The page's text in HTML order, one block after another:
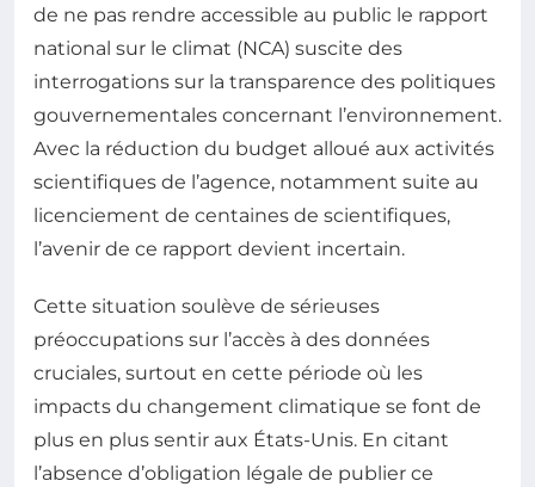
de ne pas rendre accessible au public le rapport
national sur le climat (NCA) suscite des
interrogations sur la transparence des politiques
gouvernementales concernant l’environnement.
Avec la réduction du budget alloué aux activités
scientifiques de l’agence, notamment suite au
licenciement de centaines de scientifiques,
l’avenir de ce rapport devient incertain.
Cette situation soulève de sérieuses
préoccupations sur l’accès à des données
cruciales, surtout en cette période où les
impacts du changement climatique se font de
plus en plus sentir aux États-Unis. En citant
l’absence d’obligation légale de publier ce